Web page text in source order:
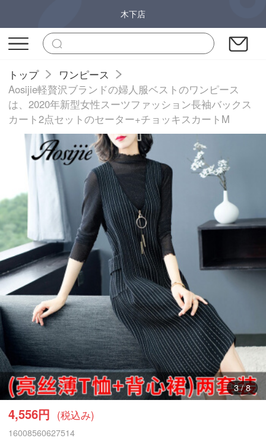
木下店
トップ
ワンピース
Aosijie軽贅沢ブランドの婦人服ベストのワンピース
は、2020年新型女性スーツファッション長袖バックス
カート2点セットのセーター+チョッキスカートM
4/8
4,556円 (税込み)
16008560627514